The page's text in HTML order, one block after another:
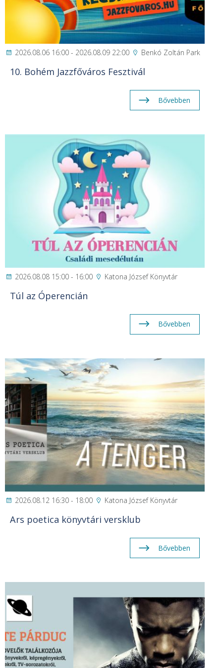
2026.08.06 16:00 - 2026.08.09 22:00 Benkó Zoltán Park
10. Bohém Jazzfőváros Fesztivál
Bővebben
2026.08.08 15:00 - 16:00 Katona József Könyvtár
Túl az Óperencián
Bővebben
2026.08.12 16:30 - 18:00 Katona József Könyvtár
Ars poetica könyvtári versklub
Bővebben